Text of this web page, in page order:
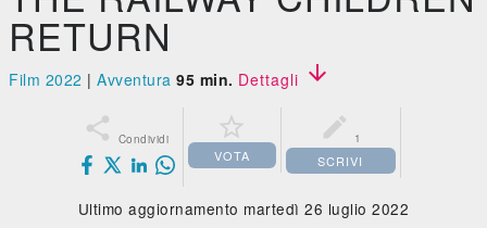
RETURN
Film 2022 |Avventura 95 min. Dettagli 
 Condividi 
VOTA
 1
SCRIVI
Ultimo aggiornamento martedì 26 luglio 2022